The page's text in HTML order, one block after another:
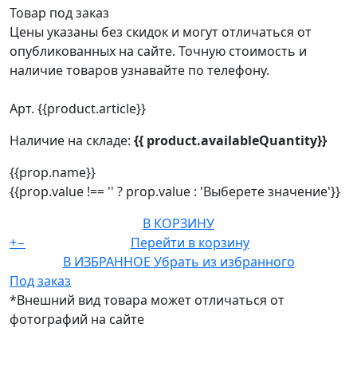
Товар под заказ
Цены указаны без скидок и могут отличаться от
опубликованных на сайте. Точную стоимость и
наличие товаров узнавайте по телефону.
Арт. {{product.article}}
Наличие на складе: {{ product.availableQuantity}}
{{prop.name}}
{{prop.value !== '' ? prop.value : 'Выберете значение'}}
В КОРЗИНУ
+−
Перейти в корзину
В ИЗБРАННОЕ Убрать из избранного
Под заказ
*Внешний вид товара может отличаться от
фотографий на сайте